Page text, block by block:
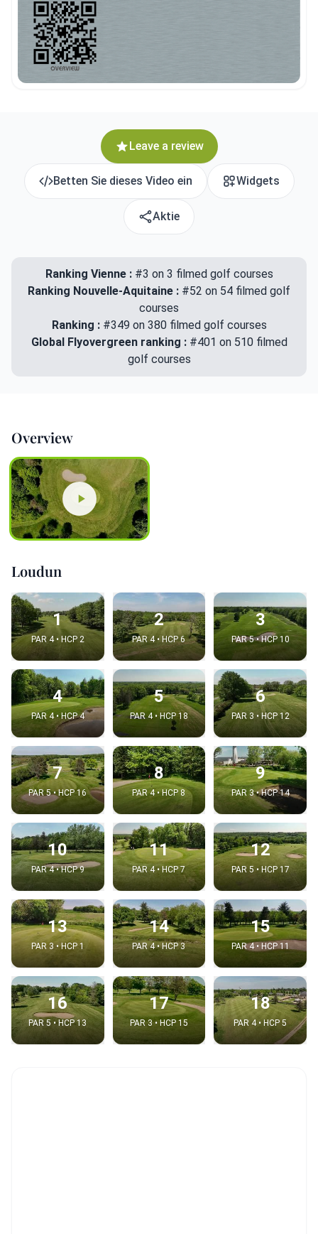
Leave a review
Betten Sie dieses Video ein Widgets
Aktie
Ranking Vienne :#3 on 3 filmed golf courses
Ranking Nouvelle-Aquitaine : #52 on 54 filmed golf
courses
Ranking : #349 on 380 filmed golf courses
Global Flyovergreen ranking : #401 on 510 filmed
golf courses
Overview
Loudun
1
PAR 4 • HCP 2
2
PAR 4 • HCP 6
3
PAR 5 • HCP 10
4
PAR 4 • HCP 4
5
PAR 4 • HCP 18
6
PAR 3 • HCP 12
7
PAR 5 • HCP 16
8
PAR 4 • HCP 8
9
PAR 3 • HCP 14
10
PAR 4 • HCP 9
11
PAR 4 • HCP 7
12
PAR 5 • HCP 17
13
PAR 3 • HCP 1
14
PAR 4 • HCP 3
15
PAR 4 • HCP 11
16
PAR 5 • HCP 13
17
PAR 3 • HCP 15
18
PAR 4 • HCP 5